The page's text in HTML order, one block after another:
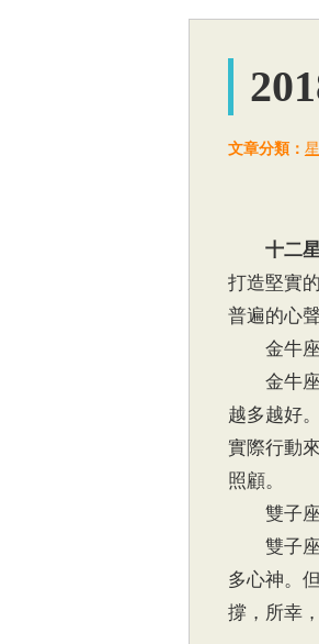
文章分類：
十二
打造堅實
普遍的心
金牛座
金牛座
越多越好
實際行動
照顧。
雙子座
雙子座
多心神。
撐，所幸